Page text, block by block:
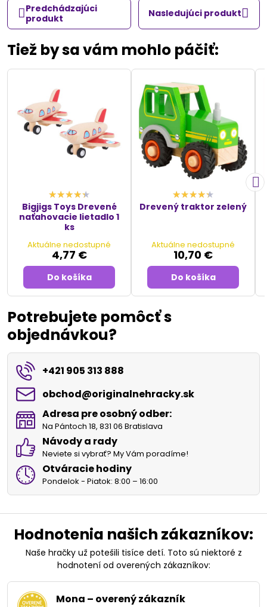
Predchádzajúci
produkt
Nasledujúci produkt
Tiež by sa vám mohlo páčiť:
Bigjigs Toys Drevené
naťahovacie lietadlo 1
ks
Aktuálne nedostupné
4,77 €
Do košíka
Drevený traktor zelený
Aktuálne nedostupné
10,70 €
Do košíka
Potrebujete pomôcť s
objednávkou?
+421 905 313 888
obchod​@originalnehracky​.sk
Adresa pre osobný odber:
Na Pántoch 18, 831 06 Bratislava
Návody a rady
Neviete si vybrať? My Vám poradíme!
Otváracie hodiny
Pondelok - Piatok: 8:00 – 16:00
Hodnotenia našich zákazníkov:
Naše hračky už potešili tisíce detí. Toto sú niektoré z
hodnotení od overených zákazníkov:
Mona – overený zákazník